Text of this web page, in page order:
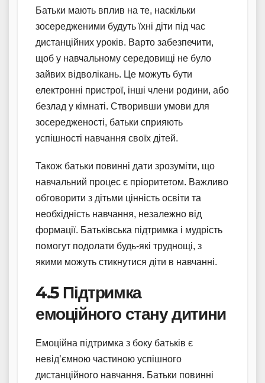
Батьки мають вплив на те, наскільки
зосередженими будуть їхні діти під час
дистанційних уроків. Варто забезпечити,
щоб у навчальному середовищі не було
зайвих відволікань. Це можуть бути
електронні пристрої, інші члени родини, або
безлад у кімнаті. Створивши умови для
зосередженості, батьки сприяють
успішності навчання своїх дітей.
Також батьки повинні дати зрозуміти, що
навчальний процес є пріоритетом. Важливо
обговорити з дітьми цінність освіти та
необхідність навчання, незалежно від
формації. Батьківська підтримка і мудрість
помогут подолати будь-які труднощі, з
якими можуть стикнутися діти в навчанні.
4.5 Підтримка
емоційного стану дитини
Емоційна підтримка з боку батьків є
невід’ємною частиною успішного
дистанційного навчання. Батьки повинні